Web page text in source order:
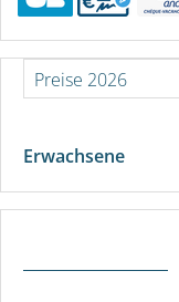
Erwachsene